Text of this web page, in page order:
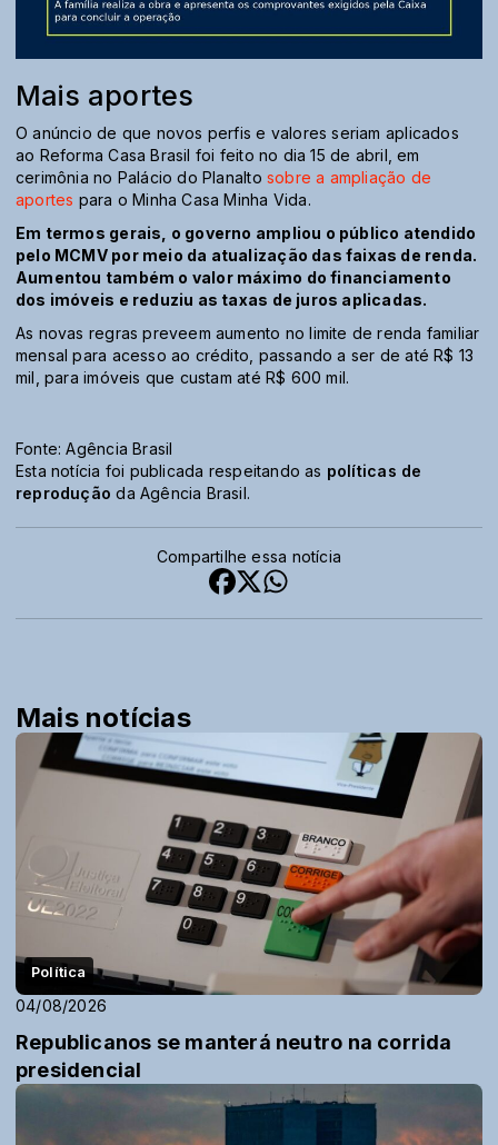
Mais aportes
O anúncio de que novos perfis e valores seriam aplicados
ao Reforma Casa Brasil foi feito no dia 15 de abril, em
cerimônia no Palácio do Planalto sobre a ampliação de
aportes para o Minha Casa Minha Vida.
Em termos gerais, o governo ampliou o público atendido
pelo MCMV por meio da atualização das faixas de renda.
Aumentou também o valor máximo do financiamento
dos imóveis e reduziu as taxas de juros aplicadas.
As novas regras preveem aumento no limite de renda familiar
mensal para acesso ao crédito, passando a ser de até R$ 13
mil, para imóveis que custam até R$ 600 mil.
Fonte: Agência Brasil
Esta notícia foi publicada respeitando as políticas de
reprodução da Agência Brasil.
Compartilhe essa notícia
Mais notícias
Política
04/08/2026
Republicanos se manterá neutro na corrida
presidencial